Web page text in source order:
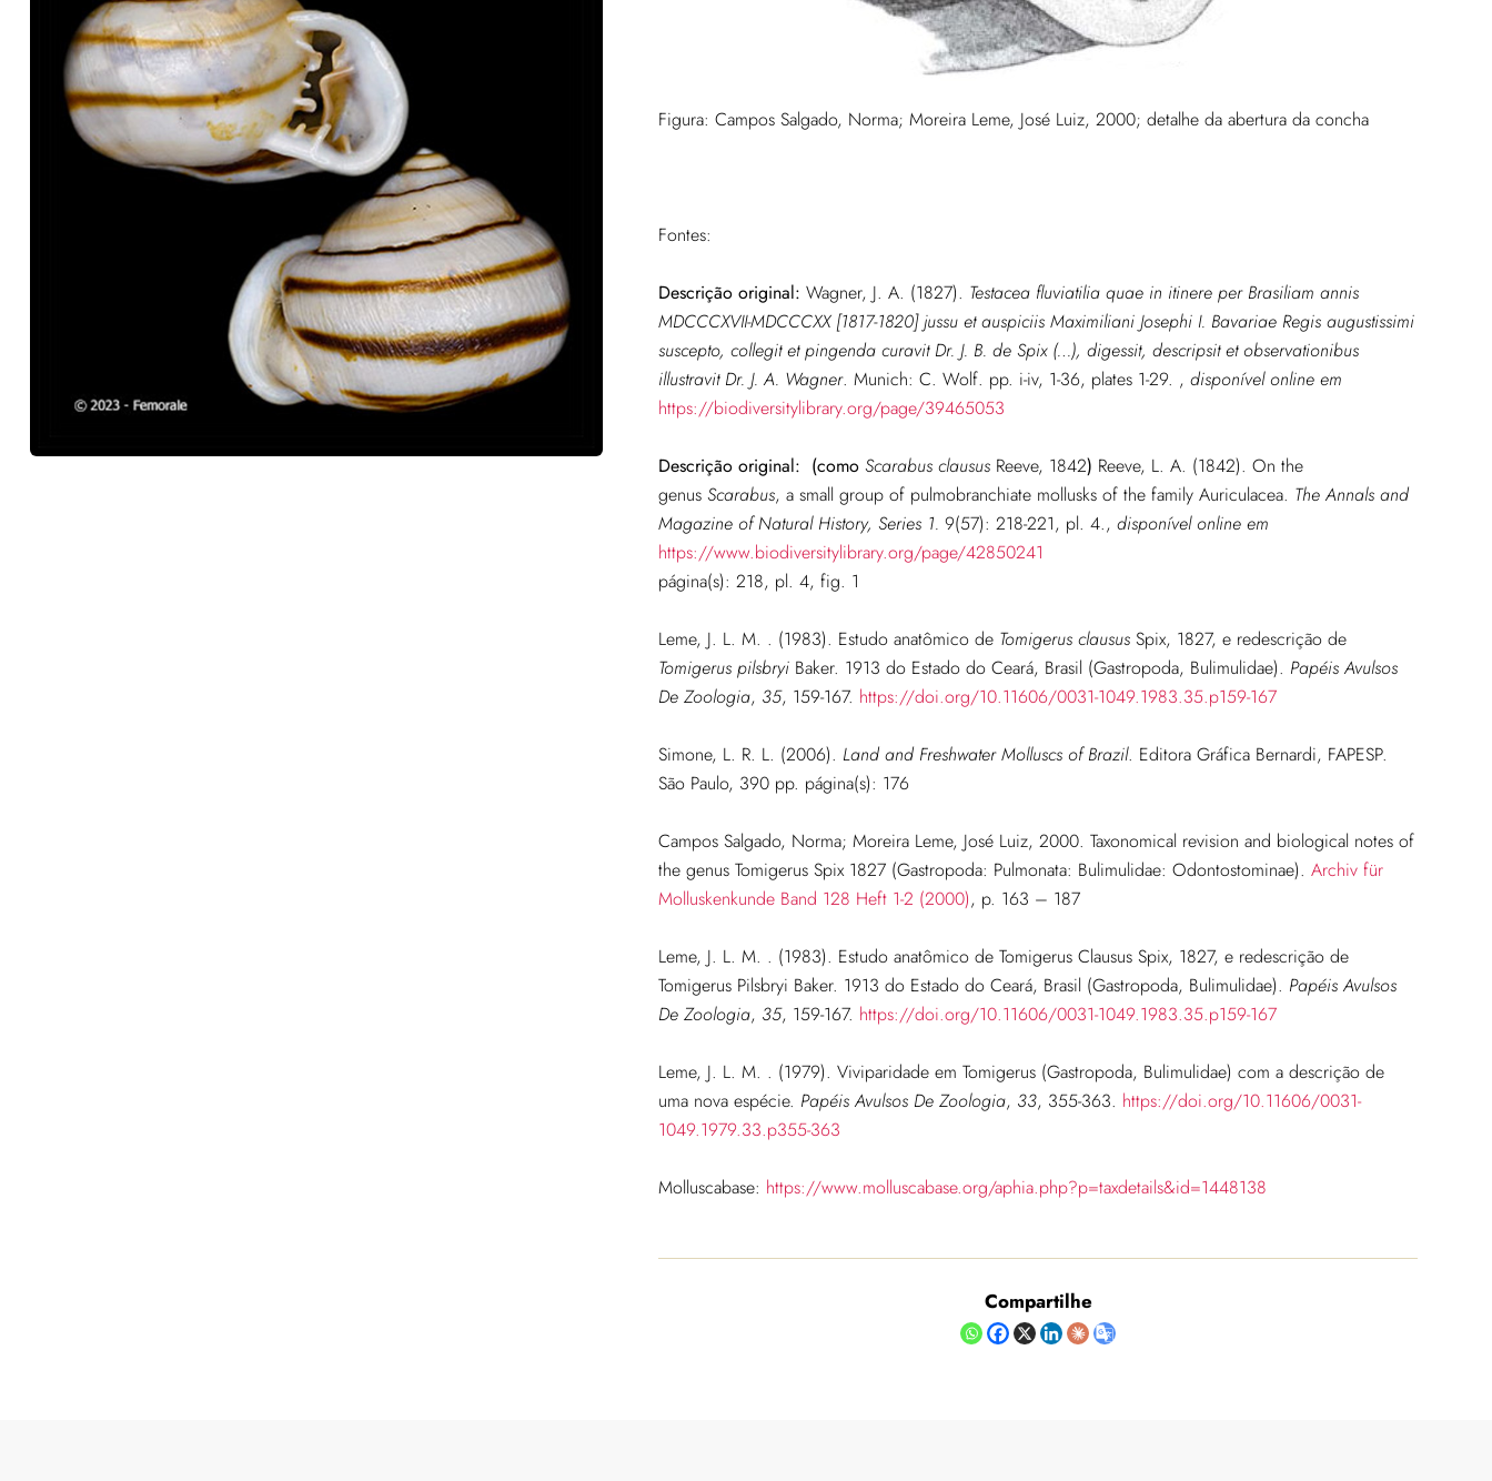
Figura: Campos Salgado, Norma; Moreira Leme, José Luiz, 2000; detalhe da abertura da concha
Fontes:
Descrição original: Wagner, J. A. (1827). Testacea fluviatilia quae in itinere per Brasiliam annis
MDCCCXVII-MDCCCXX [1817-1820] jussu et auspiciis Maximiliani Josephi I. Bavariae Regis augustissimi
suscepto, collegit et pingenda curavit Dr. J. B. de Spix (…), digessit, descripsit et observationibus
illustravit Dr. J. A. Wagner. Munich: C. Wolf. pp. i-iv, 1-36, plates 1-29. , disponível online em
https://biodiversitylibrary.org/page/39465053
Descrição original: (como Scarabus claususReeve, 1842) Reeve, L. A. (1842). On the
genus Scarabus, a small group of pulmobranchiate mollusks of the family Auriculacea. The Annals and
Magazine of Natural History, Series 1. 9(57): 218-221, pl. 4., disponível online em
https://www.biodiversitylibrary.org/page/42850241
página(s): 218, pl. 4, fig. 1
Leme, J. L. M. . (1983). Estudo anatômico de Tomigerus claususSpix, 1827, e redescrição de
Tomigerus pilsbryiBaker. 1913 do Estado do Ceará, Brasil (Gastropoda, Bulimulidae). Papéis Avulsos
De Zoologia, 35, 159-167. https://doi.org/10.11606/0031-1049.1983.35.p159-167
Simone, L. R. L. (2006). Land and Freshwater Molluscs of Brazil. Editora Gráfica Bernardi, FAPESP.
São Paulo, 390 pp. página(s): 176
Campos Salgado, Norma; Moreira Leme, José Luiz, 2000. Taxonomical revision and biological notes of
the genus Tomigerus Spix 1827 (Gastropoda: Pulmonata: Bulimulidae: Odontostominae). Archiv für
Molluskenkunde Band 128 Heft 1-2 (2000), p. 163 – 187
Leme, J. L. M. . (1983). Estudo anatômico de Tomigerus Clausus Spix, 1827, e redescrição de
Tomigerus Pilsbryi Baker. 1913 do Estado do Ceará, Brasil (Gastropoda, Bulimulidae). Papéis Avulsos
De Zoologia, 35, 159-167. https://doi.org/10.11606/0031-1049.1983.35.p159-167
Leme, J. L. M. . (1979). Viviparidade em Tomigerus (Gastropoda, Bulimulidae) com a descrição de
uma nova espécie. Papéis Avulsos De Zoologia, 33, 355-363. https://doi.org/10.11606/0031-
1049.1979.33.p355-363
Molluscabase: https://www.molluscabase.org/aphia.php?p=taxdetails&id=1448138
Compartilhe